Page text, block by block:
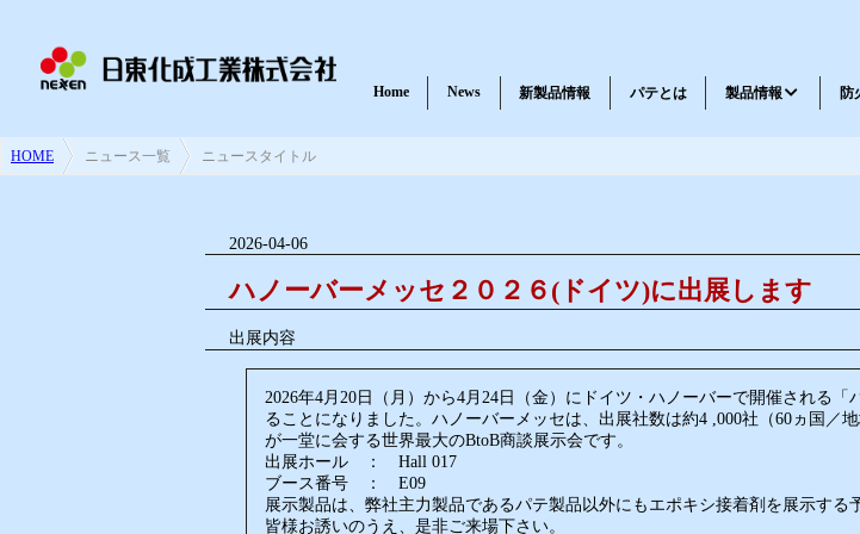
Home News 新製品情報 パテとは 製品情報
一般パテ 耐火パテ・不燃材料パテ
紫外線硬化樹脂 忌避剤
防
HOME ニュース一覧 ニュースタイトル
2026-04-06
ハノーバーメッセ２０２６(ドイツ)に出展します
出展内容
2026年4月20日（月）から4月24日（金）にドイツ・ハノーバーで開催される
ることになりました。ハノーバーメッセは、出展社数は約4 ,000社（60ヵ国／
が一堂に会する世界最大のBtoB商談展示会です。
出展ホール ： Hall 017
ブース番号 ： E09
展示製品は、弊社主力製品であるパテ製品以外にもエポキシ接着剤を展示する
皆様お誘いのうえ、是非ご来場下さい。